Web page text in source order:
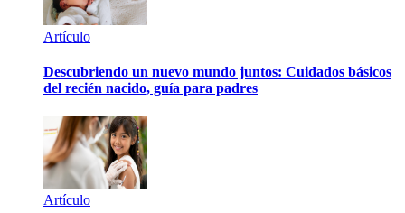
Artículo
Descubriendo un nuevo mundo juntos: Cuidados básicos
del recién nacido, guía para padres
Artículo